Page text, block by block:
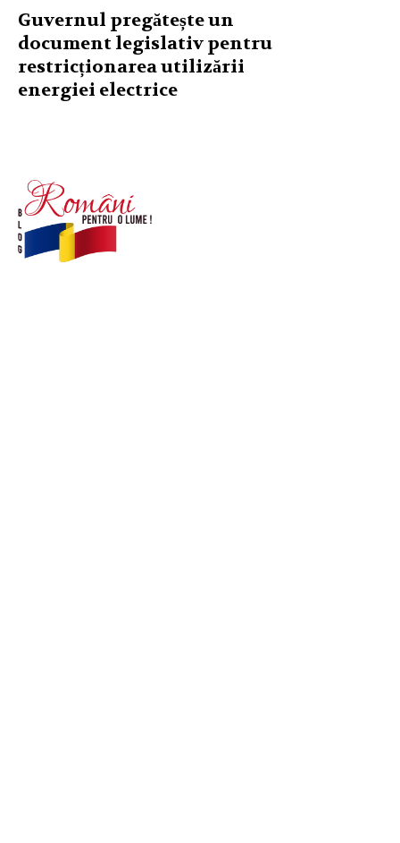
Guvernul pregătește un
document legislativ pentru
restricționarea utilizării
energiei electrice